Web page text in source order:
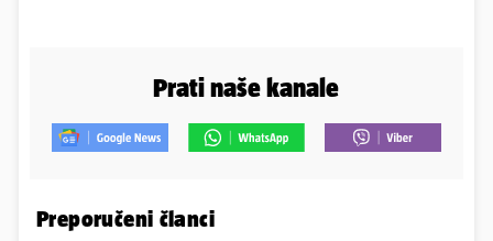
Prati naše kanale
Preporučeni članci